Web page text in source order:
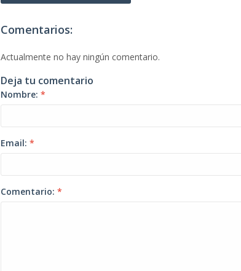
Comentarios:
Actualmente no hay ningún comentario.
Deja tu comentario
Nombre: *
Email: *
Comentario: *